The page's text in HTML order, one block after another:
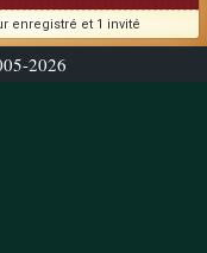
enregistré et 1 invité
2026